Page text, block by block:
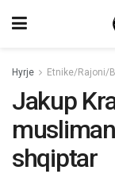
Hyrje Etnike/Rajoni/
Jakup
shqiptar